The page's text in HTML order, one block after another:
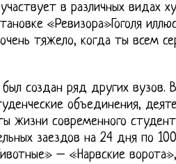
в различных видах
«Ревизора»Гоголя
тяжело, когда ты всем
создан ряд других вузов.
объединения,
жизни современного
заездов на 24 дня по
– «Нарвские